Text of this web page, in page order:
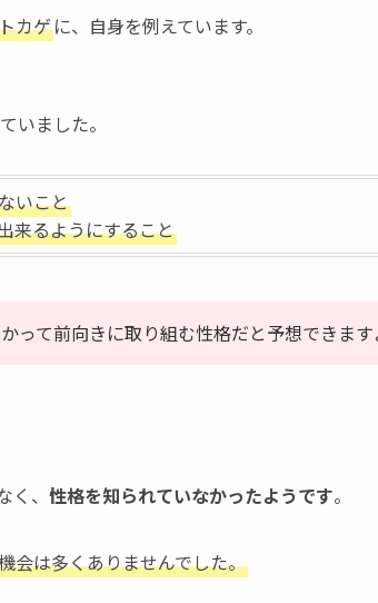
カゲに、自身を例えています。
いました。
いこと
来るようにすること
って前向きに取り組む性格だと予想できます
、 性格を知られていなかったようです。
会は多くありませんでした。